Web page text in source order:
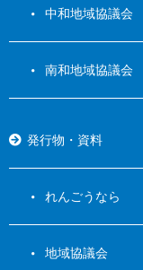
中和地域協議会
南和地域協議会
発行物・資料
れんごうなら
地域協議会